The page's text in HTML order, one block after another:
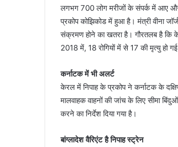
लगभग 700 लोग मरीजों के संपर्क में आए
प्रकोप कोझिकोड में हुआ है। मंत्री वीना
संक्रमण होने का खतरा है। गौरतलब है
2018 में, 18 रोगियों में से 17 की मृत्यु हो
कर्नाटक में भी अलर्ट
केरल में निपाह के प्रकोप ने कर्नाटक के
मालवाहक वाहनों की जांच के लिए सीमा
करने का निर्देश दिया गया है।
बांग्लादेश वैरिएंट है निपाह स्ट्रेन